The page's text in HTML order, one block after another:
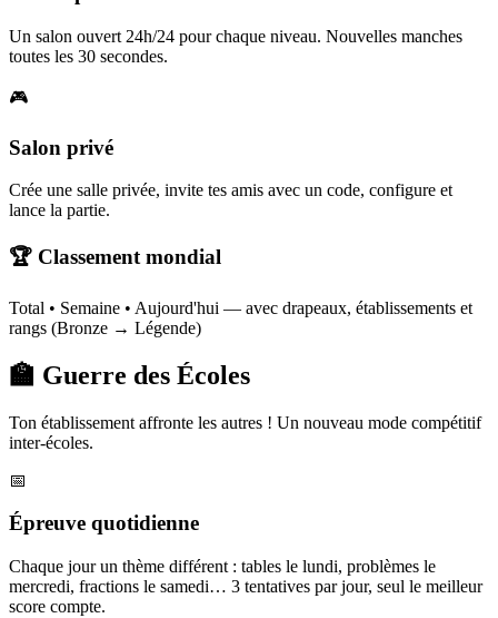
Un salon ouvert 24h/24 pour chaque niveau. Nouvelles manches
toutes les 30 secondes.
🎮
Salon privé
Crée une salle privée, invite tes amis avec un code, configure et
lance la partie.
🏆 Classement mondial
Total • Semaine • Aujourd'hui — avec drapeaux, établissements et
rangs (Bronze → Légende)
🏫 Guerre des Écoles
Ton établissement affronte les autres ! Un nouveau mode compétitif
inter-écoles.
📅
Épreuve quotidienne
Chaque jour un thème différent : tables le lundi, problèmes le
mercredi, fractions le samedi… 3 tentatives par jour, seul le meilleur
score compte.